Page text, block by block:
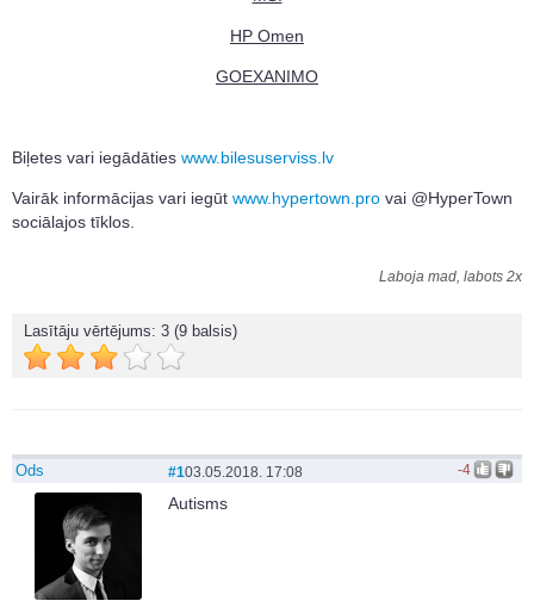
HP Omen
GOEXANIMO
Biļetes vari iegādāties www.bilesuserviss.lv
Vairāk informācijas vari iegūt www.hypertown.pro vai @HyperTown
sociālajos tīklos.
Laboja mad, labots 2x
Lasītāju vērtējums: 3 (9 balsis)
Ods -4
#103.05.2018. 17:08
Autisms